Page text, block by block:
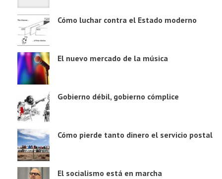
Cómo luchar contra el Estado moderno
El nuevo mercado de la música
Gobierno débil, gobierno cómplice
Cómo pierde tanto dinero el servicio postal
El socialismo está en marcha